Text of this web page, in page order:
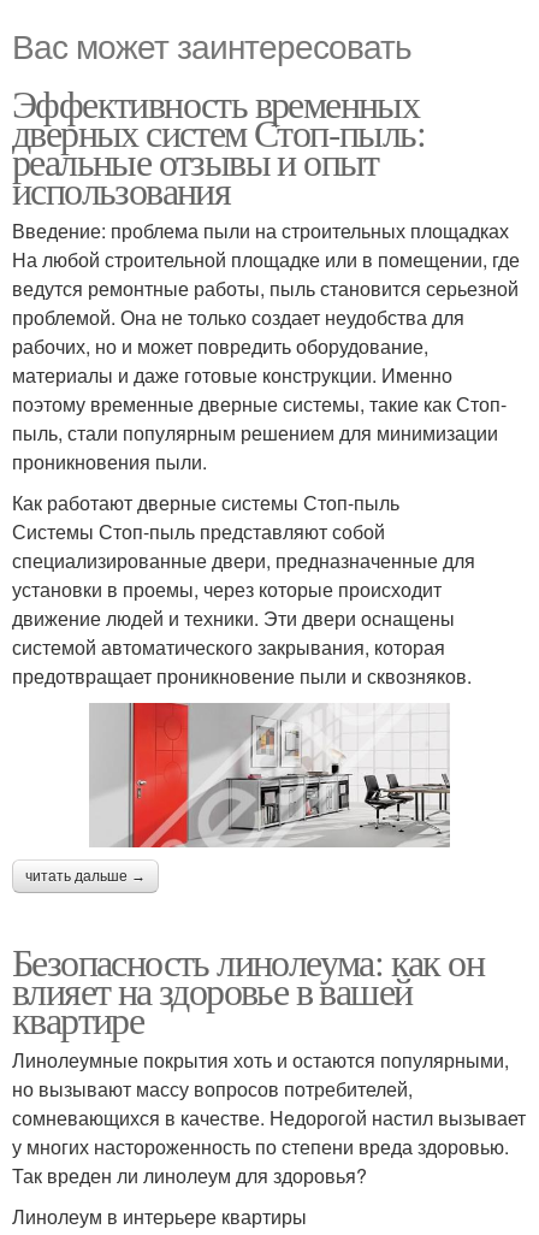
Вас может заинтересовать
Эффективность временных
дверных систем Стоп-пыль:
реальные отзывы и опыт
использования
Введение: проблема пыли на строительных площадках
На любой строительной площадке или в помещении, где
ведутся ремонтные работы, пыль становится серьезной
проблемой. Она не только создает неудобства для
рабочих, но и может повредить оборудование,
материалы и даже готовые конструкции. Именно
поэтому временные дверные системы, такие как Стоп-
пыль, стали популярным решением для минимизации
проникновения пыли.
Как работают дверные системы Стоп-пыль
Системы Стоп-пыль представляют собой
специализированные двери, предназначенные для
установки в проемы, через которые происходит
движение людей и техники. Эти двери оснащены
системой автоматического закрывания, которая
предотвращает проникновение пыли и сквозняков.
читать дальше →
Безопасность линолеума: как он
влияет на здоровье в вашей
квартире
Линолеумные покрытия хоть и остаются популярными,
но вызывают массу вопросов потребителей,
сомневающихся в качестве. Недорогой настил вызывает
у многих настороженность по степени вреда здоровью.
Так вреден ли линолеум для здоровья?
Линолеум в интерьере квартиры